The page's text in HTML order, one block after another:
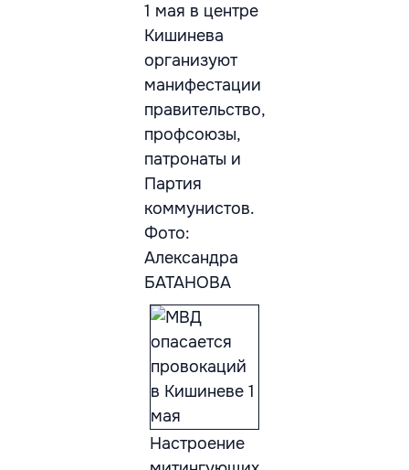
1 мая в центре
Кишинева
организуют
манифестации
правительство,
профсоюзы,
патронаты и
Партия
коммунистов.
Фото:
Александра
БАТАНОВА
Настроение